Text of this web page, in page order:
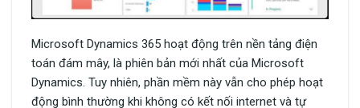
Microsoft Dynamics 365 hoạt động trên nền tảng điện
toán đám mây, là phiên bản mới nhất của Microsoft
Dynamics. Tuy nhiên, phần mềm này vẫn cho phép hoạt
động bình thường khi không có kết nối internet và tự